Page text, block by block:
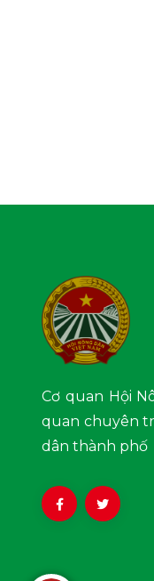
Cơ quan Hội
quan chuyên
dân thành phố